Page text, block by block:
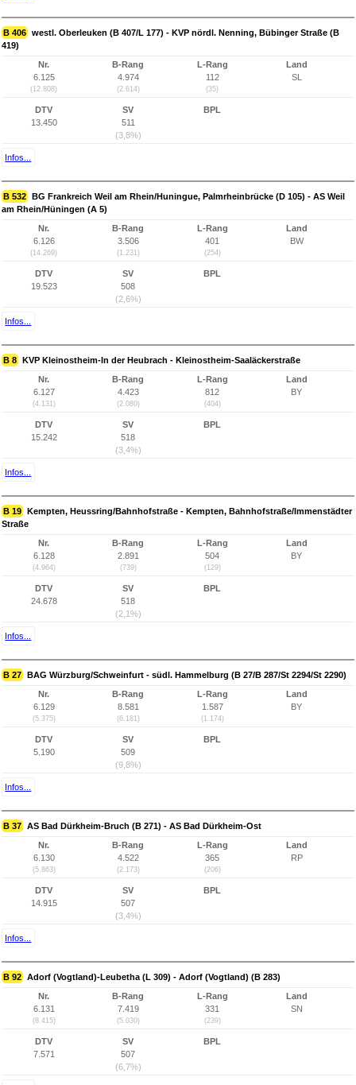
B 406 westl. Oberleuken (B 407/L 177) - KVP nördl. Nenning, Bübinger Straße (B
419)
Nr.
6.125
(12.808)
B-Rang
4.974
(2.614)
L-Rang
112
(35)
Land
SL
DTV
13.450
SV
511
(3,8%)
BPL
Infos...
B 532 BG Frankreich Weil am Rhein/Huningue, Palmrheinbrücke (D 105) - AS Weil
am Rhein/Hüningen (A 5)
Nr.
6.126
(14.269)
B-Rang
3.506
(1.231)
L-Rang
401
(254)
Land
BW
DTV
19.523
SV
508
(2,6%)
BPL
Infos...
B 8 KVP Kleinostheim-In der Heubrach - Kleinostheim-Saaläckerstraße
Nr.
6.127
(4.131)
B-Rang
4.423
(2.080)
L-Rang
812
(404)
Land
BY
DTV
15.242
SV
518
(3,4%)
BPL
Infos...
B 19 Kempten, Heussring/Bahnhofstraße - Kempten, Bahnhofstraße/Immenstädter
Straße
Nr.
6.128
(4.964)
B-Rang
2.891
(739)
L-Rang
504
(129)
Land
BY
DTV
24.678
SV
518
(2,1%)
BPL
Infos...
B 27 BAG Würzburg/Schweinfurt - südl. Hammelburg (B 27/B 287/St 2294/St 2290)
Nr.
6.129
(5.375)
B-Rang
8.581
(6.181)
L-Rang
1.587
(1.174)
Land
BY
DTV
5.190
SV
509
(9,8%)
BPL
Infos...
B 37 AS Bad Dürkheim-Bruch (B 271) - AS Bad Dürkheim-Ost
Nr.
6.130
(5.863)
B-Rang
4.522
(2.173)
L-Rang
365
(206)
Land
RP
DTV
14.915
SV
507
(3,4%)
BPL
Infos...
B 92 Adorf (Vogtland)-Leubetha (L 309) - Adorf (Vogtland) (B 283)
Nr.
6.131
(8.415)
B-Rang
7.419
(5.030)
L-Rang
331
(239)
Land
SN
DTV
7.571
SV
507
(6,7%)
BPL